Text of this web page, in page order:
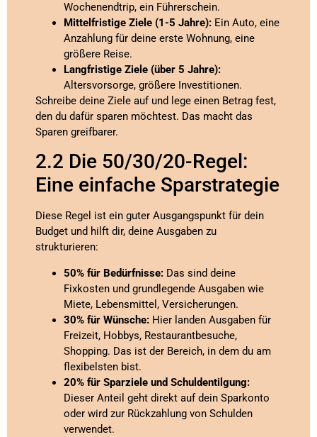
Wochenendtrip, ein Führerschein.
Mittelfristige Ziele (1-5 Jahre): Ein Auto, eine
Anzahlung für deine erste Wohnung, eine
größere Reise.
Langfristige Ziele (über 5 Jahre):
Altersvorsorge, größere Investitionen.
Schreibe deine Ziele auf und lege einen Betrag fest,
den du dafür sparen möchtest. Das macht das
Sparen greifbarer.
2.2 Die 50/30/20-Regel:
Eine einfache Sparstrategie
Diese Regel ist ein guter Ausgangspunkt für dein
Budget und hilft dir, deine Ausgaben zu
strukturieren:
50% für Bedürfnisse: Das sind deine
Fixkosten und grundlegende Ausgaben wie
Miete, Lebensmittel, Versicherungen.
30% für Wünsche: Hier landen Ausgaben für
Freizeit, Hobbys, Restaurantbesuche,
Shopping. Das ist der Bereich, in dem du am
flexibelsten bist.
20% für Sparziele und Schuldentilgung:
Dieser Anteil geht direkt auf dein Sparkonto
oder wird zur Rückzahlung von Schulden
verwendet.